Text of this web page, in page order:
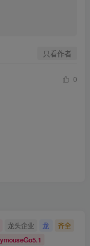
只看作者
0
龙头企业 龙
齐全